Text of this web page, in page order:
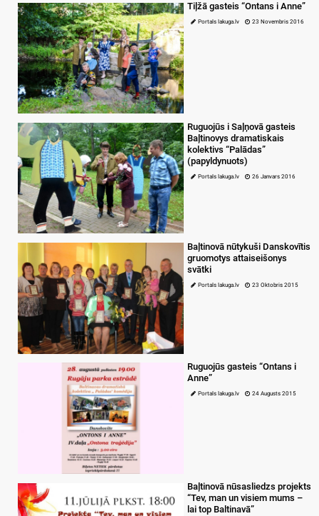
Tiļžā gasteis “Ontans i Anne”
Portals lakuga.lv 23 Novembris 2016
Ruguojūs i Saļņovā gasteis
Baļtinovys dramatiskais
kolektivs “Palādas”
(papyldynuots)
Portals lakuga.lv 26 Janvars 2016
Baļtinovā nūtykuši Danskovītis
gruomotys attaiseišonys
svātki
Portals lakuga.lv 23 Oktobris 2015
Ruguojūs gasteis “Ontans i
Anne”
Portals lakuga.lv 24 Augusts 2015
Baļtinovā nūsasliedzs projekts
“Tev, man un visiem mums –
lai top Baltinavā”